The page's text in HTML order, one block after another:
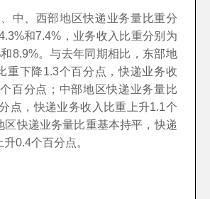
、西部地区快递业务量比重分
和7.4%，业务收入比重分别为
8.9%。与去年同期相比，东部地
重下降1.3个百分点，快递业务收
百分点；中部地区快递业务量比
点，快递业务收入比重上升1.1个
区快递业务量比重基本持平，快递
0.4个百分点。